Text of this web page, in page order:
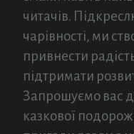
читачів.
чарівності, ми
привнести
підтримати
Запрошуємо вас
казкової